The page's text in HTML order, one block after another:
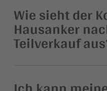
Wie sieht der
Hausanker
Teilverkauf